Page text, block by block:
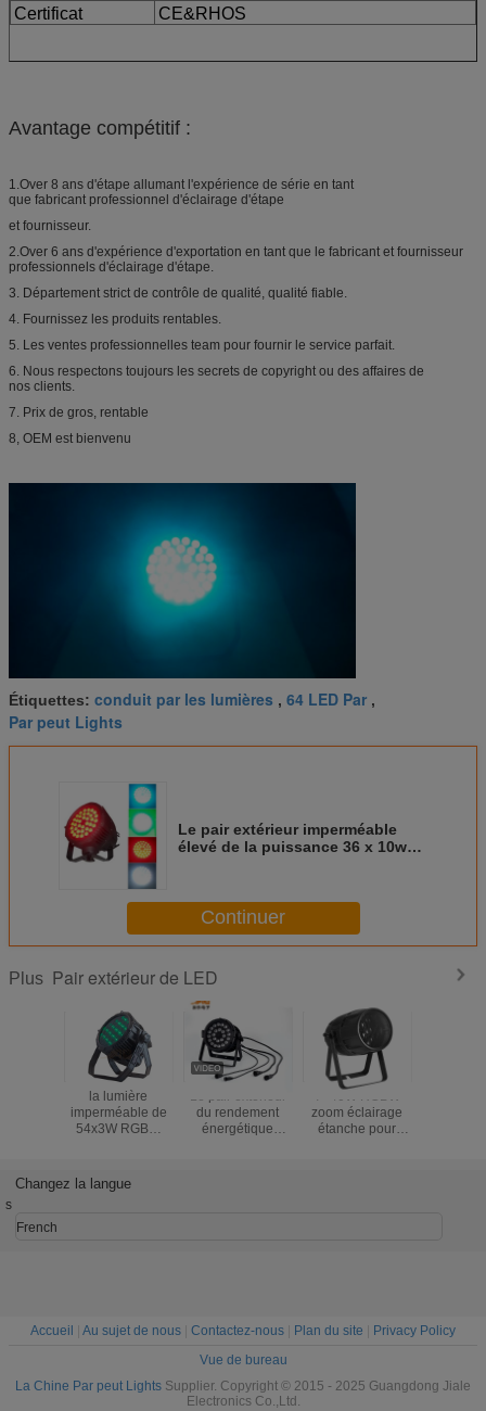
Certificat
CE&RHOS
Avantage compétitif :
1.Over 8 ans d'étape allumant l'expérience de série en tant
que fabricant professionnel d'éclairage d'étape
et fournisseur.
2.Over 6 ans d'expérience d'exportation en tant que le fabricant et fournisseur
professionnels d'éclairage d'étape.
3. Département strict de contrôle de qualité, qualité fiable.
4. Fournissez les produits rentables.
5. Les ventes professionnelles team pour fournir le service parfait.
6. Nous respectons toujours les secrets de copyright ou des affaires de
nos clients.
7. Prix de gros, rentable
8, OEM est bienvenu
Étiquettes: conduit par les lumières , 64 LED Par ,
Par peut Lights
Le pair extérieur imperméable
élevé de la puissance 36 x 10w
Continuer
Plus Pair extérieur de LED
la lumière
imperméable de
54x3W RGBW
du rendement
énergétique
zoom éclairage
étanche pour
Changez la langue
s
French
Accueil Au sujet de nous Contactez-nous Plan du site
Privacy Policy
Vue de bureau
La Chine Par peut Lights Supplier. Copyright © 2015 - 2025 Guangdong Jiale
Electronics Co.,Ltd.